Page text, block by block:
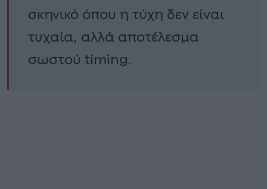
σκηνικό όπου η τύχη δεν είναι
τυχαία, αλλά αποτέλεσμα
σωστού timing.